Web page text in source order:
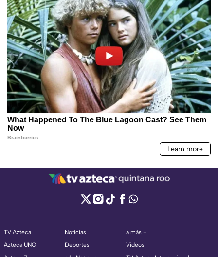
TV Azteca
Azteca UNO
Noticias
Deportes
a más +
Videos